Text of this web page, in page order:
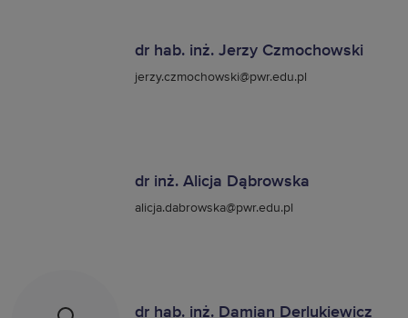
dr hab. inż. Jerzy Czmochowski
jerzy.czmochowski@pwr.edu.pl
dr inż. Alicja Dąbrowska
alicja.dabrowska@pwr.edu.pl
dr hab. inż. Damian Derlukiewicz